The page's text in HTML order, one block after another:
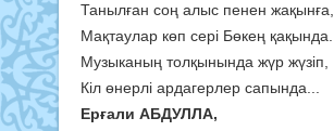
Танылған соң алыс пенен жақынға,
Мақтаулар көп сері Бөкең қақында.
Музыканың толқынында жүр жүзіп,
Кіл өнерлі ардагерлер сапында...
Ерғали АБДУЛЛА,